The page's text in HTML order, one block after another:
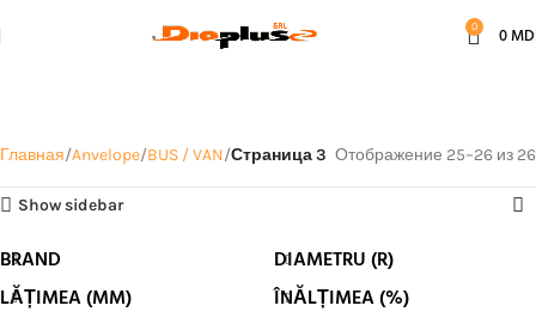
0 0
Главная Anvelope BUS / VAN Страница 3 Отображение 25–26 из 26
Show sidebar
BRAND
DIAMETRU (R)
LĂȚIMEA (MM)
ÎNĂLȚIMEA (%)